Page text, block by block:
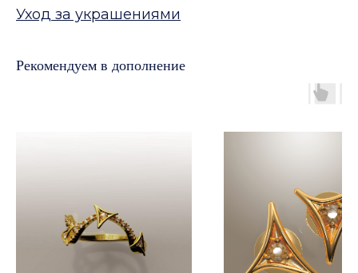
Уход за украшениями
Рекомендуем в дополнение